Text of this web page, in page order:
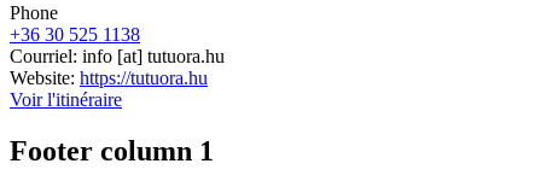
Phone
+36 30 525 1138
Courriel: info [at] tutuora.hu
Website: https://tutuora.hu
Voir l'itinéraire
Footer column 1